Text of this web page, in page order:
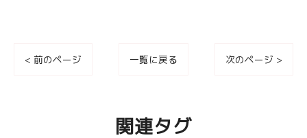
< 前のページ 一覧に戻る 次のページ >
関連タグ